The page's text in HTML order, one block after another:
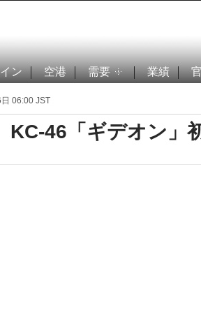
ン 空港 需要 業績
06:00 JST
KC-46「ギデオン」